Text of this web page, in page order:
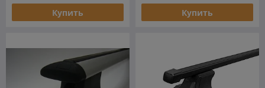
Купить Купить